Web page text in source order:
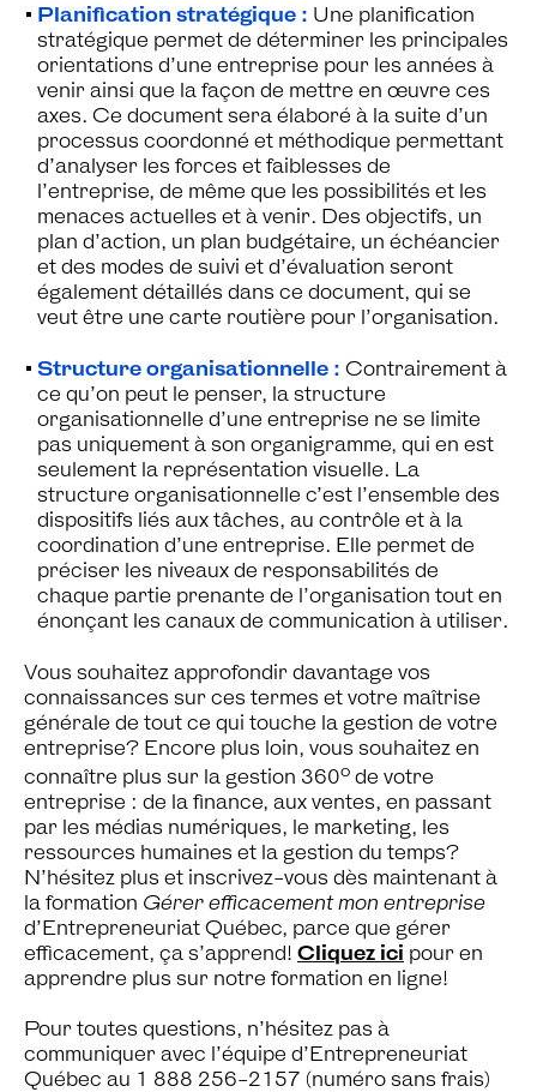
Planification stratégique : Une planification
stratégique permet de déterminer les principales
orientations d’une entreprise pour les années à
venir ainsi que la façon de mettre en œuvre ces
axes. Ce document sera élaboré à la suite d’un
processus coordonné et méthodique permettant
d’analyser les forces et faiblesses de
l’entreprise, de même que les possibilités et les
menaces actuelles et à venir. Des objectifs, un
plan d’action, un plan budgétaire, un échéancier
et des modes de suivi et d’évaluation seront
également détaillés dans ce document, qui se
veut être une carte routière pour l’organisation.
Structure organisationnelle : Contrairement à
ce qu’on peut le penser, la structure
organisationnelle d’une entreprise ne se limite
pas uniquement à son organigramme, qui en est
seulement la représentation visuelle. La
structure organisationnelle c’est l’ensemble des
dispositifs liés aux tâches, au contrôle et à la
coordination d’une entreprise. Elle permet de
préciser les niveaux de responsabilités de
chaque partie prenante de l’organisation tout en
énonçant les canaux de communication à utiliser.
Vous souhaitez approfondir davantage vos
connaissances sur ces termes et votre maîtrise
générale de tout ce qui touche la gestion de votre
entreprise? Encore plus loin, vous souhaitez en
connaître plus sur la gestion 360o de votre
entreprise : de la finance, aux ventes, en passant
par les médias numériques, le marketing, les
ressources humaines et la gestion du temps?
N’hésitez plus et inscrivez-vous dès maintenant à
la formation Gérer efficacement mon entreprise
d’Entrepreneuriat Québec, parce que gérer
efficacement, ça s’apprend! Cliquez ici pour en
apprendre plus sur notre formation en ligne!
Pour toutes questions, n’hésitez pas à
communiquer avec l’équipe d’Entrepreneuriat
Québec au 1 888 256-2157 (numéro sans frais)